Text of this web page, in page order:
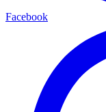
Facebook